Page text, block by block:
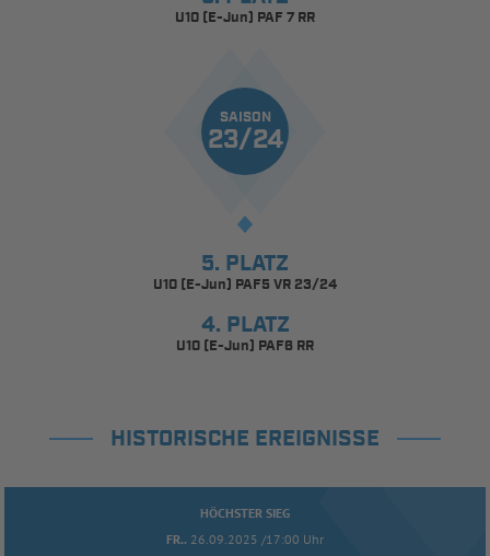
U10 (E-Jun) PAF 7 RR
SAISON
23/24
5. PLATZ
U10 (E-Jun) PAF5 VR 23/24
4. PLATZ
U10 (E-Jun) PAF6 RR
HISTORISCHE EREIGNISSE
HÖCHSTER SIEG
FR.. 26.09.2025 /17:00 Uhr